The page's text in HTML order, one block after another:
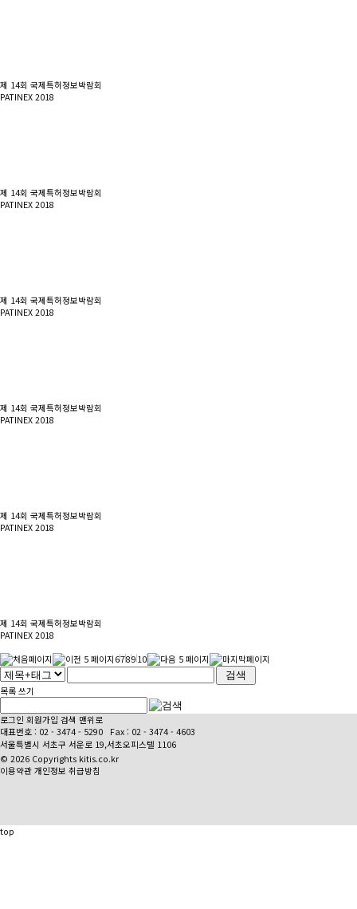
제 14회 국제특허정보박람회
PATINEX 2018
제 14회 국제특허정보박람회
PATINEX 2018
제 14회 국제특허정보박람회
PATINEX 2018
제 14회 국제특허정보박람회
PATINEX 2018
제 14회 국제특허정보박람회
PATINEX 2018
제 14회 국제특허정보박람회
PATINEX 2018
6789 10
목록 쓰기
로그인 회원가입 검색 맨위로
대표번호 : 02 - 3474 - 5290
Fax : 02 - 3474 - 4603
서울특별시 서초구 서운로 19,서초오피스텔 1106
© 2026 Copyrights kitis.co.kr
이용약관 개인정보 취급방침
top